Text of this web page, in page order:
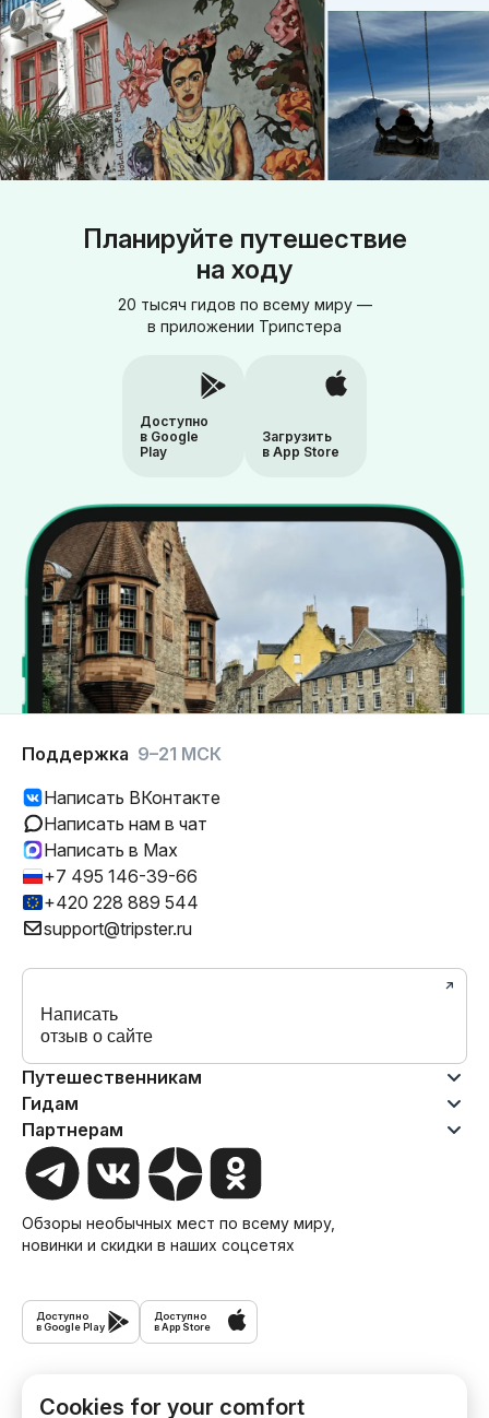
Планируйте путешествие
на ходу
20 тысяч гидов по всему миру —
в приложении Трипстера
Доступно
в Google
Play
Загрузить
в App Store
Cookies for your comfort
Обзоры необычных мест по всему миру,
новинки и скидки в наших соцсетях
Доступно
в Google Play
Доступно
в App Store
Экскурсии
Путешественникам
Гидам
Партнерам
Поддержка 9–21 МСК
Написать ВКонтакте
Написать нам в чат
Написать в Max
+7 495 146-39-66
+420 228 889 544
support@tripster.ru
Написать
отзыв о сайте